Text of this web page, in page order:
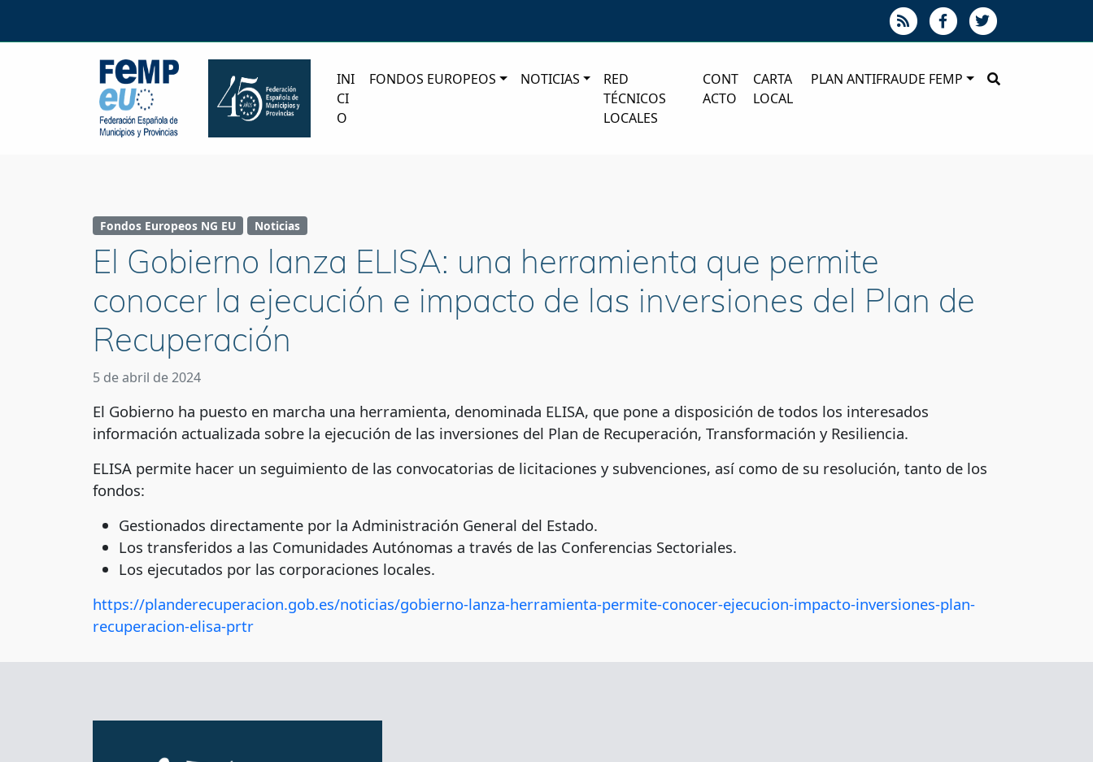
INI
CI
O
FONDOS EUROPEOS NOTICIAS
RED
TÉCNICOS
LOCALES
CONT
ACTO
CARTA
LOCAL
PLAN ANTIFRAUDE FEMP
Fondos Europeos NG EU Noticias
El Gobierno lanza ELISA: una herramienta que permite
conocer la ejecución e impacto de las inversiones del Plan de
Recuperación
5 de abril de 2024
El Gobierno ha puesto en marcha una herramienta, denominada ELISA, que pone a disposición de todos los interesados
información actualizada sobre la ejecución de las inversiones del Plan de Recuperación, Transformación y Resiliencia.
ELISA permite hacer un seguimiento de las convocatorias de licitaciones y subvenciones, así como de su resolución, tanto de los
fondos:
Gestionados directamente por la Administración General del Estado.
Los transferidos a las Comunidades Autónomas a través de las Conferencias Sectoriales.
Los ejecutados por las corporaciones locales.
https://planderecuperacion.gob.es/noticias/gobierno-lanza-herramienta-permite-conocer-ejecucion-impacto-inversiones-plan-
recuperacion-elisa-prtr